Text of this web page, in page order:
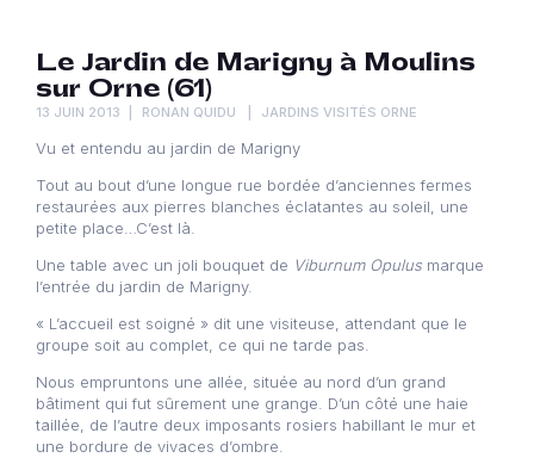
Le Jardin de Marigny à Moulins
sur Orne (61)
13 JUIN 2013 RONAN QUIDU JARDINS VISITÉS ORNE
Vu et entendu au jardin de Marigny
Tout au bout d’une longue rue bordée d’anciennes fermes
restaurées aux pierres blanches éclatantes au soleil, une
petite place…C’est là.
Une table avec un joli bouquet de Viburnum Opulus marque
l’entrée du jardin de Marigny.
« L’accueil est soigné » dit une visiteuse, attendant que le
groupe soit au complet, ce qui ne tarde pas.
Nous empruntons une allée, située au nord d’un grand
bâtiment qui fut sûrement une grange. D’un côté une haie
taillée, de l’autre deux imposants rosiers habillant le mur et
une bordure de vivaces d’ombre.